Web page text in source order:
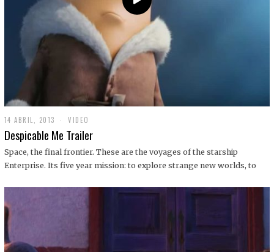
14 ABRIL, 2013
9
D
C
I
1
VIDEO
Despicable Me Trailer
Space, the final frontier. These are the voyages of the starship
Enterprise. Its five year mission: to explore strange new worlds, to